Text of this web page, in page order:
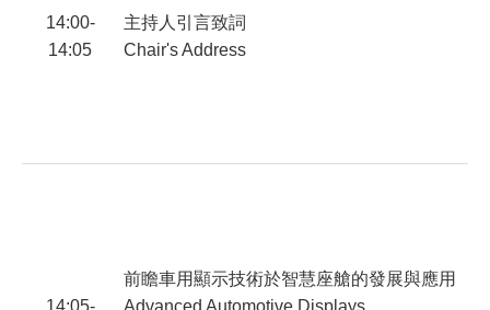
14:00-
14:05
主持人引言致詞
Chair's Address
前瞻車用顯示技術於智慧座艙的發展與應用